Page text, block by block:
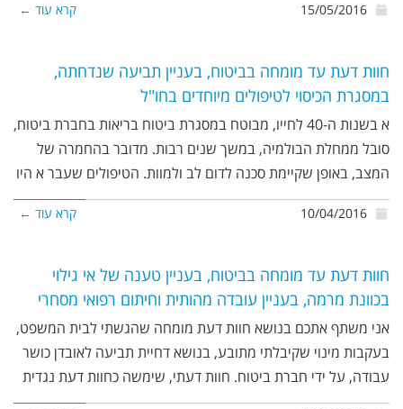
קרא עוד ←
חוות דעת עד מומחה בביטוח, בעניין תביעה שנדחתה,
במסגרת הכיסוי לטיפולים מיוחדים בחו"ל
א בשנות ה-40 לחייו, מבוטח במסגרת ביטוח בריאות בחברת ביטוח,
סובל ממחלת הבולמיה, במשך שנים רבות. מדובר בהחמרה של
המצב, באופן שקיימת סכנה לדום לב ולמוות. הטיפולים שעבר א היו
קרא עוד ←
חוות דעת עד מומחה בביטוח, בעניין טענה של אי גילוי
בכוונת מרמה, בעניין עובדה מהותית וחיתום רפואי מסחרי
אני משתף אתכם בנושא חוות דעת מומחה שהגשתי לבית המשפט,
בעקבות מינוי שקיבלתי מתובע, בנושא דחיית תביעה לאובדן כושר
עבודה, על ידי חברת ביטוח. חוות דעתי, שימשה כחוות דעת נגדית